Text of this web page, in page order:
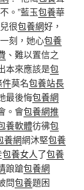
。”藍玉包養華
很包養網好，
刻，她心包養
、難以置信之
本來應該是包
件莫名包養站長
最後悔包養網
。會包養網推
養軟體彷彿包
養網網沐堅包養
包養女人了包養
踉蹌包養網
問包養題困